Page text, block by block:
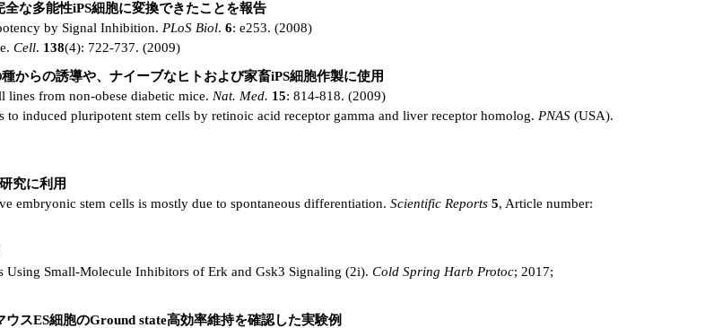
な多能性iPS細胞に変換できたことを報告
by Signal Inhibition. PLoS Biol. 6: e253. (2008)
Cell. 138(4): 722-737. (2009)
からの誘導や、ナイーブなヒトおよび家畜iPS細胞作製に使用
lines from non‐obese diabetic mice. Nat. Med. 15: 814-818. (2009)
induced pluripotent stem cells by retinoic acid receptor gamma and liver receptor homolog. PNAS (USA).
究に利用
embryonic stem cells is mostly due to spontaneous differentiation. Scientific Reports 5, Article number:
Small-Molecule Inhibitors of Erk and Gsk3 Signaling (2i). Cold Spring Harb Protoc; 2017;
スES細胞のGround state高効率維持を確認した実験例